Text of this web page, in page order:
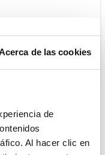
de las cookies
de
Al hacer clic en
Toric